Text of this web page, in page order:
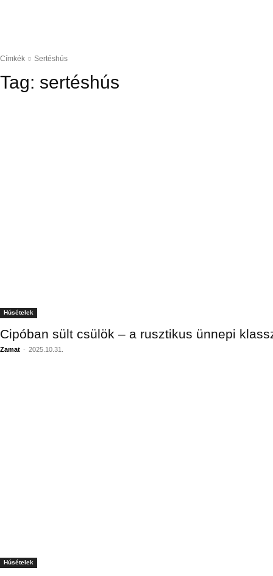
Címkék Sertéshús
Tag: sertéshús
Húsételek
Cipóban sült csülök – a rusztikus ünnepi
Zamat - 2025.10.31.
Húsételek